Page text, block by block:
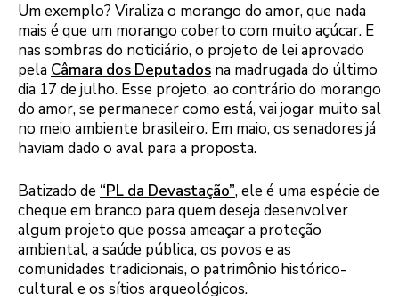
Um exemplo? Viraliza o morango do amor, que nada
mais é que um morango coberto com muito açúcar. E
nas sombras do noticiário, o projeto de lei aprovado
pela Câmara dos Deputados na madrugada do último
dia 17 de julho. Esse projeto, ao contrário do morango
do amor, se permanecer como está, vai jogar muito sal
no meio ambiente brasileiro. Em maio, os senadores já
haviam dado o aval para a proposta.
Batizado de “PL da Devastação”, ele é uma espécie de
cheque em branco para quem deseja desenvolver
algum projeto que possa ameaçar a proteção
ambiental, a saúde pública, os povos e as
comunidades tradicionais, o patrimônio histórico-
cultural e os sítios arqueológicos.